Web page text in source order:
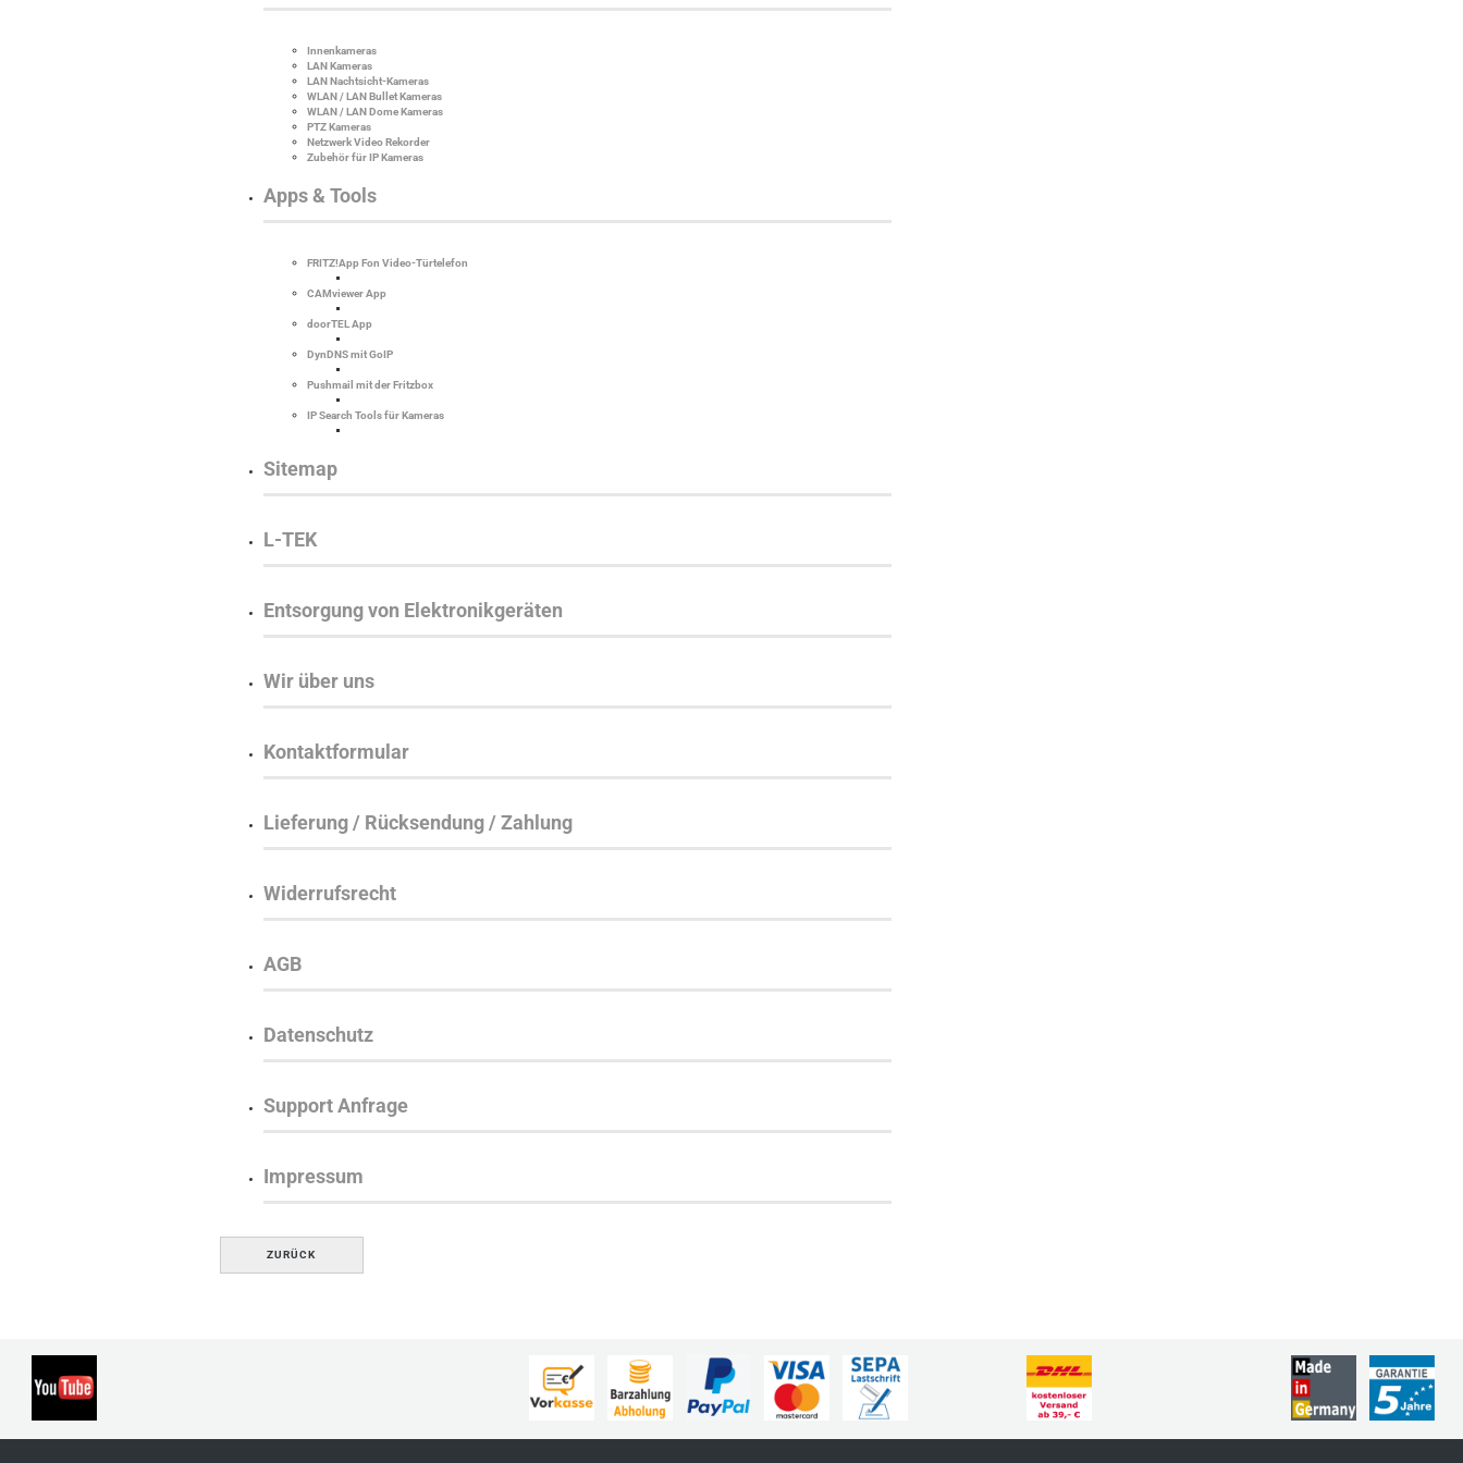
Innenkameras
LAN Kameras
LAN Nachtsicht-Kameras
WLAN / LAN Bullet Kameras
WLAN / LAN Dome Kameras
PTZ Kameras
Netzwerk Video Rekorder
Zubehör für IP Kameras
Apps & Tools
FRITZ!App Fon Video-Türtelefon
CAMviewer App
doorTEL App
DynDNS mit GoIP
Pushmail mit der Fritzbox
IP Search Tools für Kameras
Sitemap
L-TEK
Entsorgung von Elektronikgeräten
Wir über uns
Kontaktformular
Lieferung / Rücksendung / Zahlung
Widerrufsrecht
AGB
Datenschutz
Support Anfrage
Impressum
ZURÜCK